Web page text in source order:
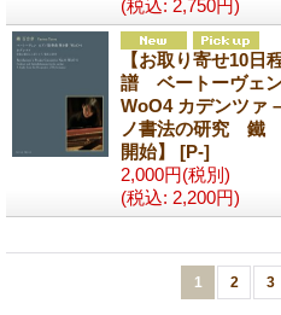
(税込: 2,750円)
【お取り寄せ10
譜 ベートーヴェ
WoO4 カデンツァ
ノ書法の研究 鐵
開始】 [P-]
2,000円(税別)
(税込: 2,200円)
1 2 3